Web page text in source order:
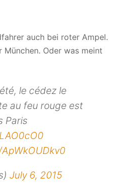
auch bei roter Ampel.
Oder was meint
le cédez le
au feu rouge est
Paris
July 6, 2015